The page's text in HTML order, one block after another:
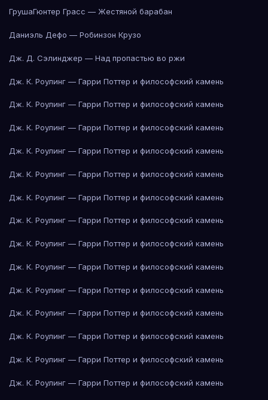
ГрушаГюнтер Грасс — Жестяной барабан
Даниэль Дефо — Робинзон Крузо
Дж. Д. Сэлинджер — Над пропастью во ржи
Дж. К. Роулинг — Гарри Поттер и философский камень
Дж. К. Роулинг — Гарри Поттер и философский камень
Дж. К. Роулинг — Гарри Поттер и философский камень
Дж. К. Роулинг — Гарри Поттер и философский камень
Дж. К. Роулинг — Гарри Поттер и философский камень
Дж. К. Роулинг — Гарри Поттер и философский камень
Дж. К. Роулинг — Гарри Поттер и философский камень
Дж. К. Роулинг — Гарри Поттер и философский камень
Дж. К. Роулинг — Гарри Поттер и философский камень
Дж. К. Роулинг — Гарри Поттер и философский камень
Дж. К. Роулинг — Гарри Поттер и философский камень
Дж. К. Роулинг — Гарри Поттер и философский камень
Дж. К. Роулинг — Гарри Поттер и философский камень
Дж. К. Роулинг — Гарри Поттер и философский камень